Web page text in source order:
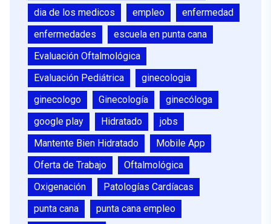
dia de los medicos
empleo
enfermedad
enfermedades
escuela en punta cana
Evaluación Oftalmológica
Evaluación Pediátrica
ginecologia
ginecologo
Ginecología
ginecóloga
google play
Hidratado
jobs
Mantente Bien Hidratado
Mobile App
Oferta de Trabajo
Oftalmológica
Oxigenación
Patologías Cardíacas
punta cana
punta cana empleo